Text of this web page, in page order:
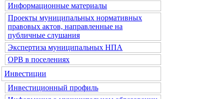
Информационные материалы
Проекты муниципальных нормативных
правовых актов, направленные на
публичные слушания
Экспертиза муниципальных НПА
ОРВ в поселениях
Инвестиции
Инвестиционный профиль